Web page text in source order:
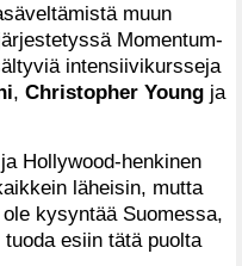
muun
Momentum-
intensiivikursseja
, Christopher Young ja
Hollywood-henkinen
läheisin, mutta
kysyntää Suomessa,
esiin tätä puolta